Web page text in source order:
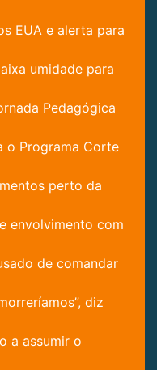
EUA e alerta para
umidade para
Pedagógica
o Programa Corte
perto da
envolvimento com
de comandar
diz
a assumir o